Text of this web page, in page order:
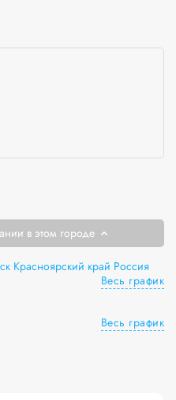
в этом городе
Красноярский край Россия
Весь график
Весь график